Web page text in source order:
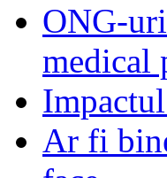
ONG-
medical
Ar fi